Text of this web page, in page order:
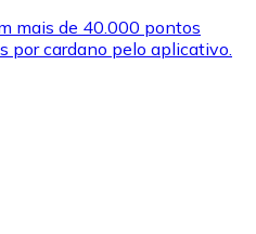
mais de 40.000 pontos
por cardano pelo aplicativo.